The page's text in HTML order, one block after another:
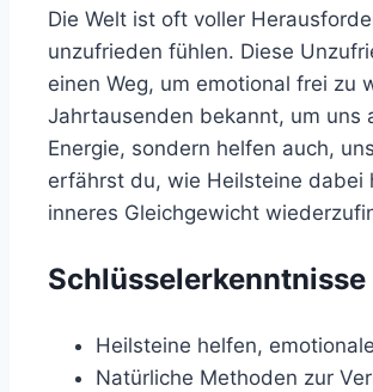
Die Welt ist oft voller
unzufrieden fühlen. Diese
einen Weg, um emotional frei zu
Jahrtausenden bekannt, um uns
Energie, sondern helfen auch,
erfährst du, wie Heilsteine dabei
inneres Gleichgewicht
Schlüsselerkenntnisse
Heilsteine helfen,
Natürliche Methoden zur